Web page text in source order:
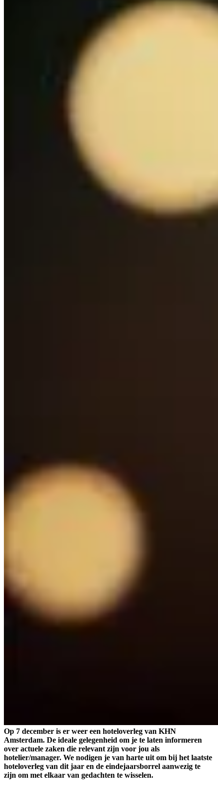
Op 7 december is er weer een hoteloverleg van KHN
Amsterdam. De ideale gelegenheid om je te laten informeren
over actuele zaken die relevant zijn voor jou als
hotelier/manager. We nodigen je van harte uit om bij het laatste
hoteloverleg van dit jaar en de eindejaarsborrel aanwezig te
zijn om met elkaar van gedachten te wisselen.